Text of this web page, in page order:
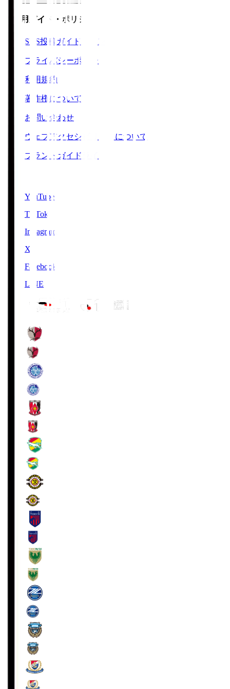
ご利用ガイド・ポリシー
SNS投稿ガイドライン
プライバシーポリシー
利用規約
著作権について
お問い合わせ
ウェブアクセシビリティについて
ブランドガイドライン
YouTube
TikTok
Instagram
X
Facebook
LINE